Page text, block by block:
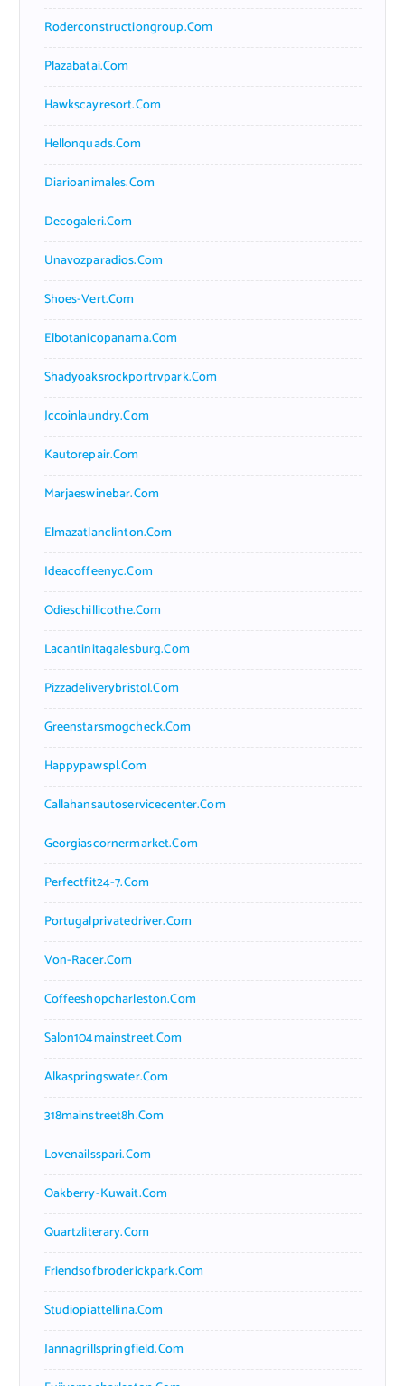
Roderconstructiongroup.com
Plazabatai.com
Hawkscayresort.com
Hellonquads.com
Diarioanimales.com
Decogaleri.com
Unavozparadios.com
Shoes-Vert.com
Elbotanicopanama.com
Shadyoaksrockportrvpark.com
Jccoinlaundry.com
Kautorepair.com
Marjaeswinebar.com
Elmazatlanclinton.com
Ideacoffeenyc.com
Odieschillicothe.com
Lacantinitagalesburg.com
Pizzadeliverybristol.com
Greenstarsmogcheck.com
Happypawspl.com
Callahansautoservicecenter.com
Georgiascornermarket.com
Perfectfit24-7.com
Portugalprivatedriver.com
Von-Racer.com
Coffeeshopcharleston.com
Salon104mainstreet.com
Alkaspringswater.com
318mainstreet8h.com
Lovenailsspari.com
Oakberry-Kuwait.com
Quartzliterary.com
Friendsofbroderickpark.com
Studiopiattellina.com
Jannagrillspringfield.com